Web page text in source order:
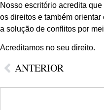
Nosso escritório acredita
os direitos e também
a solução de conflitos por
Acreditamos no seu direito.
ANTERIOR